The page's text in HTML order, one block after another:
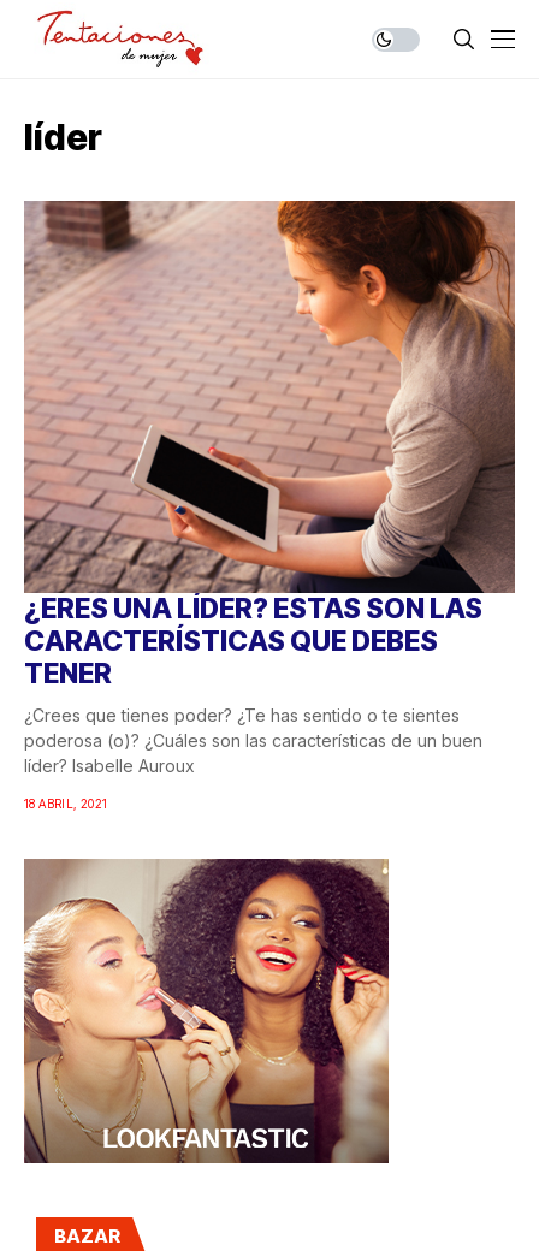
líder
¿ERES UNA LÍDER? ESTAS SON LAS
CARACTERÍSTICAS QUE DEBES
TENER
¿Crees que tienes poder? ¿Te has sentido o te sientes
poderosa (o)? ¿Cuáles son las características de un buen
líder? Isabelle Auroux
18 ABRIL, 2021
BAZAR